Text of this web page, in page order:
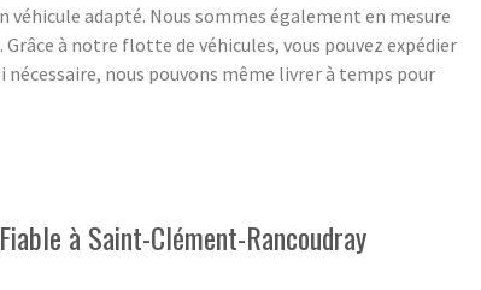
adapté. Nous sommes également en mesure
à notre flotte de véhicules, vous pouvez expédier
nous pouvons même livrer à temps pour
à Saint-Clément-Rancoudray